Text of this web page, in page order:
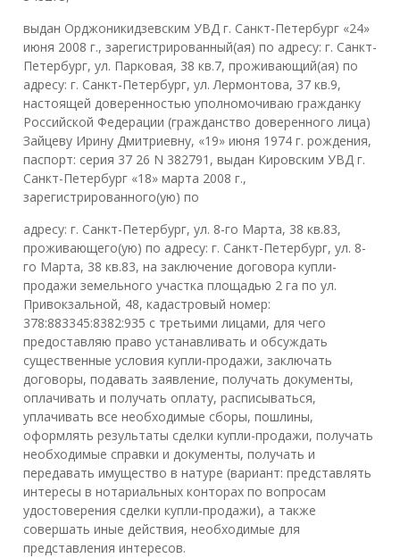
выдан Орджоникидзевским УВД г. Санкт-Петербург «24»
июня 2008 г., зарегистрированный(ая) по адресу: г. Санкт-
Петербург, ул. Парковая, 38 кв.7, проживающий(ая) по
адресу: г. Санкт-Петербург, ул. Лермонтова, 37 кв.9,
настоящей доверенностью уполномочиваю гражданку
Российской Федерации (гражданство доверенного лица)
Зайцеву Ирину Дмитриевну, «19» июня 1974 г. рождения,
паспорт: серия 37 26 N 382791, выдан Кировским УВД г.
Санкт-Петербург «18» марта 2008 г.,
зарегистрированного(ую) по
адресу: г. Санкт-Петербург, ул. 8-го Марта, 38 кв.83,
проживающего(ую) по адресу: г. Санкт-Петербург, ул. 8-
го Марта, 38 кв.83, на заключение договора купли-
продажи земельного участка площадью 2 га по ул.
Привокзальной, 48, кадастровый номер:
378:883345:8382:935 с третьими лицами, для чего
предоставляю право устанавливать и обсуждать
существенные условия купли-продажи, заключать
договоры, подавать заявление, получать документы,
оплачивать и получать оплату, расписываться,
уплачивать все необходимые сборы, пошлины,
оформлять результаты сделки купли-продажи, получать
необходимые справки и документы, получать и
передавать имущество в натуре (вариант: представлять
интересы в нотариальных конторах по вопросам
удостоверения сделки купли-продажи), а также
совершать иные действия, необходимые для
представления интересов.